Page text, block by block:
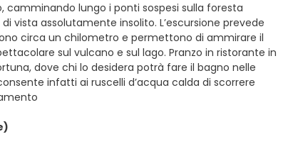
camminando lungo i ponti sospesi sulla foresta
vista assolutamente insolito. L’escursione prevede
circa un chilometro e permettono di ammirare il
sul vulcano e sul lago. Pranzo in ristorante in
dove chi lo desidera potrà fare il bagno nelle
infatti ai ruscelli d’acqua calda di scorrere